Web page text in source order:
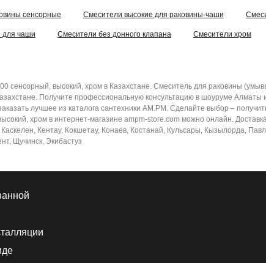
сенсорные Смесители высокие для раковины-чаши
для чаши Смесители без донного клапана Смесители хром
сенсорный, высокий, хром в Казахстане. Смеситель для раковины
Получите профессиональную консультацию в шоуруме Алматы
лучшее из каталога сантехники AM.PM. Сделайте выбор –
хром в интернет-магазине ampm-store.com можно онлайн.
Кентау, Кокшетау, Конаев, Костанай, Кульсары, Кызылорда,
Щучинск, Экибастуз